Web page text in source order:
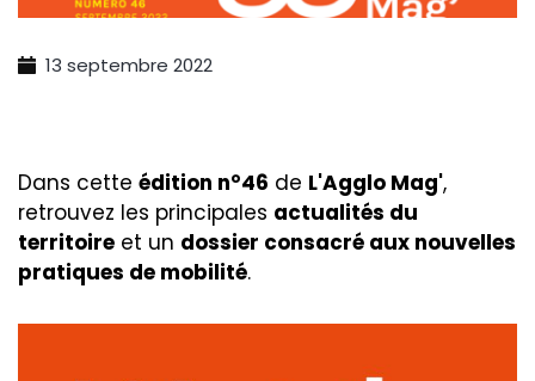
13 septembre 2022
Dans cette édition n°46 de L'Agglo Mag',
retrouvez les principales actualités du
territoire et un dossier consacré aux nouvelles
pratiques de mobilité.